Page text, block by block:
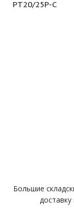
PT20/25P-C
Большие